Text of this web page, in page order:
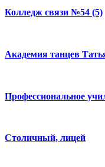
Колледж связи №54 (5)
Академия танцев
Профессиональное
Столичный, лицей